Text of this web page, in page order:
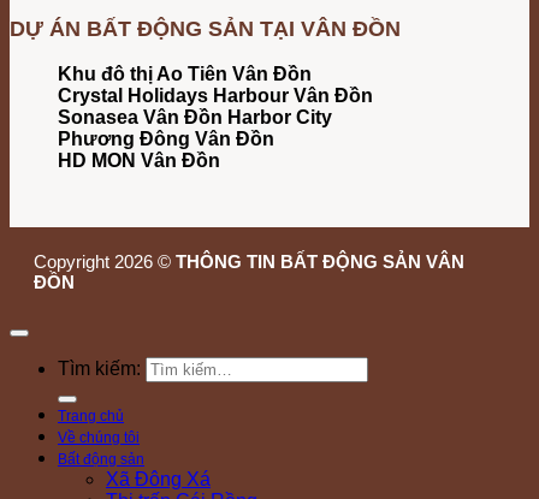
DỰ ÁN BẤT ĐỘNG SẢN TẠI VÂN ĐỒN
Khu đô thị Ao Tiên Vân Đồn
Crystal Holidays Harbour Vân Đồn
Sonasea Vân Đồn Harbor City
Phương Đông Vân Đồn
HD MON Vân Đồn
Copyright 2026 © THÔNG TIN BẤT ĐỘNG SẢN VÂN
ĐỒN
Tìm kiếm:
Trang chủ
Về chúng tôi
Bất động sản
Xã Đông Xá